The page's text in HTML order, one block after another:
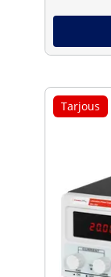
Tarjous